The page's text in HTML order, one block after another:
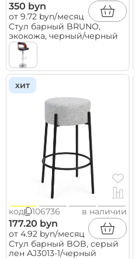
350 byn
от 9.72 byn/месяц
Стул барный BRUNO,
экокожа, черный/черный
хит
код 106736 в наличии
177.20 byn
от 4.92 byn/месяц
Стул барный BOB, серый
лен AJ3013-1/черный